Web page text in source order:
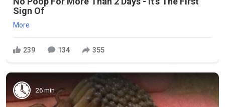
Sign Of
More
239 134 355
26 min